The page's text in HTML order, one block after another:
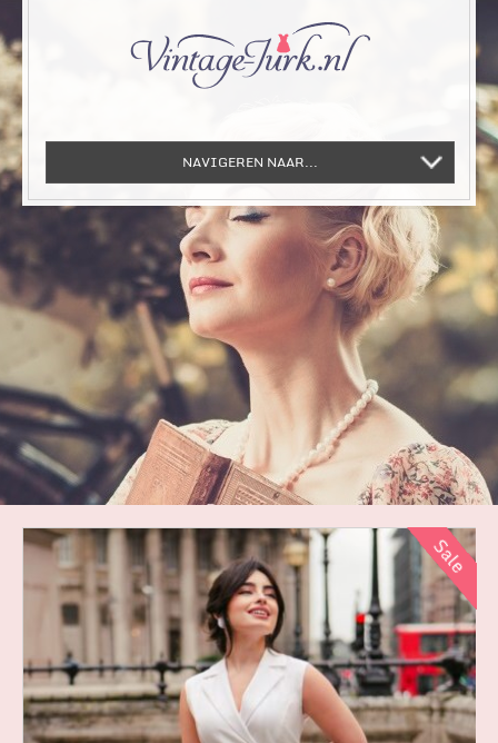
NAVIGEREN NAAR...